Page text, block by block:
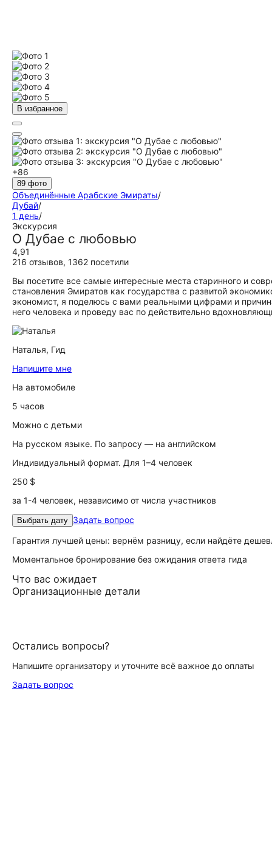
В избранное
+86
89 фото
Объединённые Арабские Эмираты/
Дубай/
1 день/
Экскурсия
О Дубае с любовью
4,91
216 отзывов, 1362 посетили
Вы посетите все самые интересные места старинного и
становления Эмиратов как государства с развитой
экономист, я поделюсь с вами реальными цифрами и
него человека и проведу вас по действительно
Наталья, Гид
Напишите мне
На автомобиле
5 часов
Можно с детьми
На русском языке. По запросу — на английском
Индивидуальный формат. Для 1–4 человек
250 $
за 1-4 человек, независимо от числа участников
Выбрать дату Задать вопрос
Гарантия лучшей цены: вернём разницу, если найдёте
Моментальное бронирование без ожидания ответа гида
Что вас ожидает
Организационные детали
Остались вопросы?
Напишите организатору и уточните всё важное до оплаты
Задать вопрос